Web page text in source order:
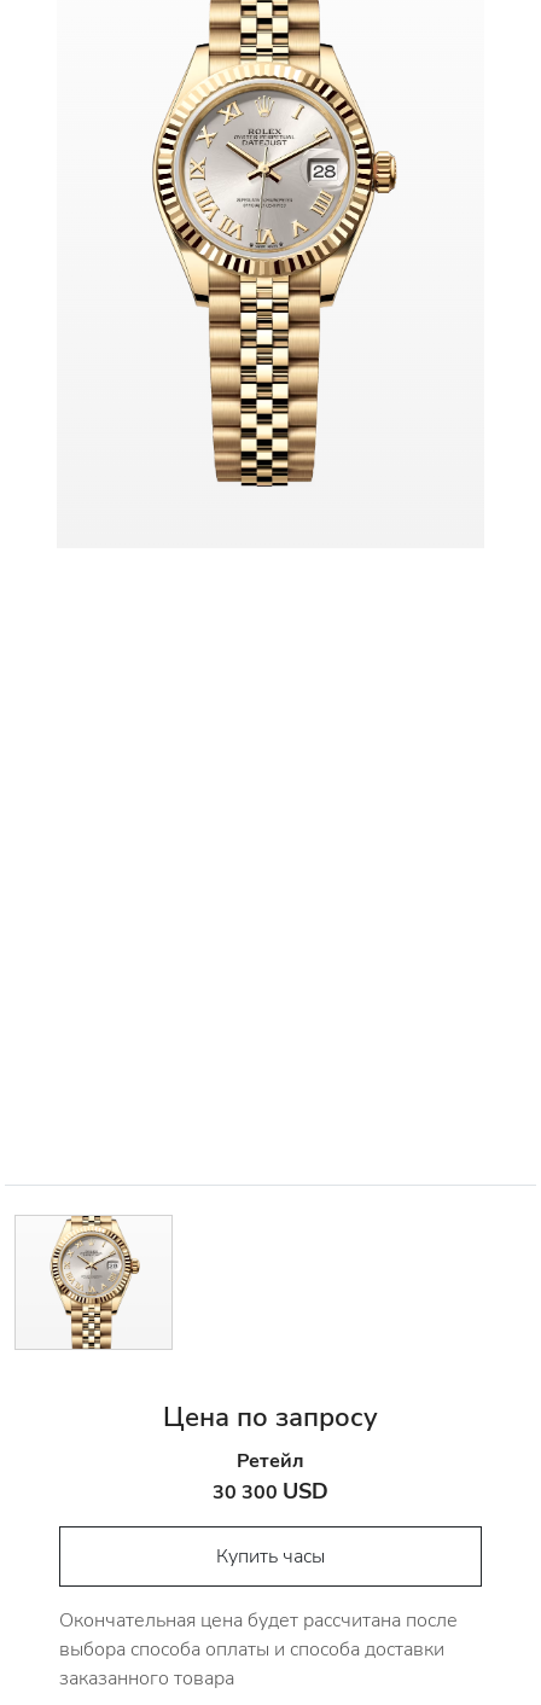
Цена по запросу
Ретейл
30 300 USD
Купить часы
Окончательная цена будет рассчитана после
выбора способа оплаты и способа доставки
заказанного товара